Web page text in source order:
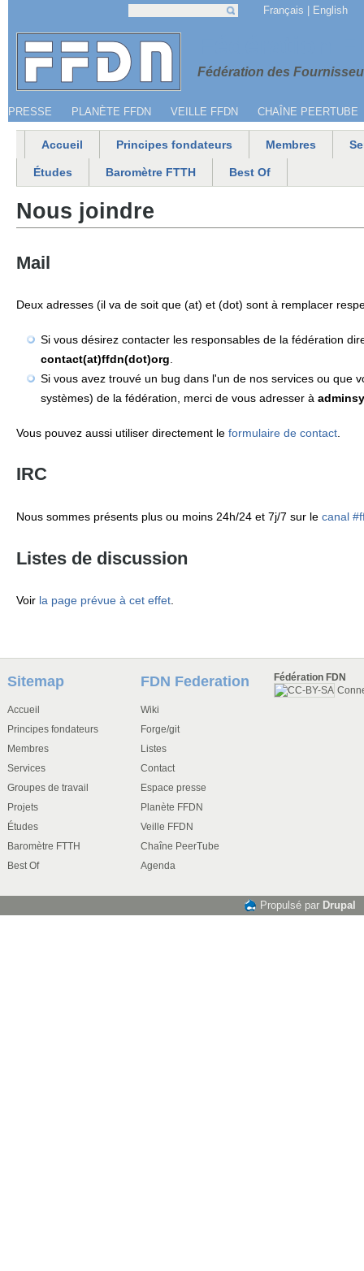
Jump to navigation
Fédération des
Menu secondaire
PRESSE PLANÈTE FFDN VEILLE FFDN CHAÎNE PEERTUBE
Français English
Menu principal
Accueil Principes fondateurs Membres
Études Baromètre FTTH Best Of
Nous joindre
Mail
Deux adresses (il va de soit que (at) et (dot) sont à remplacer
Si vous désirez contacter les responsables de la fédération
contact(at)ffdn(dot)org
Si vous avez trouvé un bug dans l'un de nos services ou que
systèmes) de la fédération, merci de vous adresser à
Vous pouvez aussi utiliser directement le formulaire de contact
IRC
Nous sommes présents plus ou moins 24h/24 et 7j/7 sur le canal
Listes de discussion
Voir la page prévue à cet effet.
Sitemap
Accueil
Principes fondateurs
Membres
Services
Groupes de travail
Projets
Études
Baromètre FTTH
Best Of
FDN Federation
Wiki
Forge/git
Listes
Contact
Espace presse
Planète FFDN
Veille FFDN
Chaîne PeerTube
Agenda
Fédération FDN
Propulsé par Drupal